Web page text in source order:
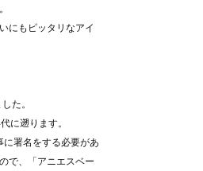
にもピッタリなアイ
た。
に遡ります。
署名をする必要があ
で、「アニエスベー